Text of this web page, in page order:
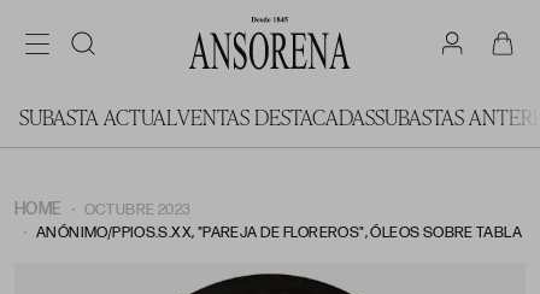
SUBASTA ACTUALVENTAS DESTACADASSUBASTAS
HOME
OCTUBRE 2023
ANÓNIMO/PPIOS.S.XX, "PAREJA DE FLOREROS", ÓLEOS SOBRE TABLA